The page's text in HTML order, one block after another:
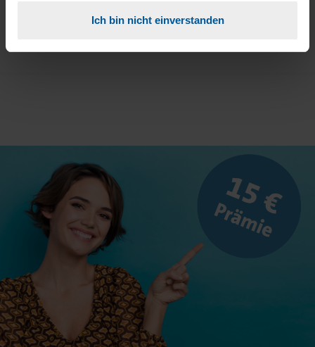
Ich bin nicht einverstanden